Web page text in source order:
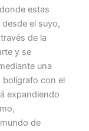
estas
el suyo,
de la
y se
una
bolígrafo con el
expandiendo
de